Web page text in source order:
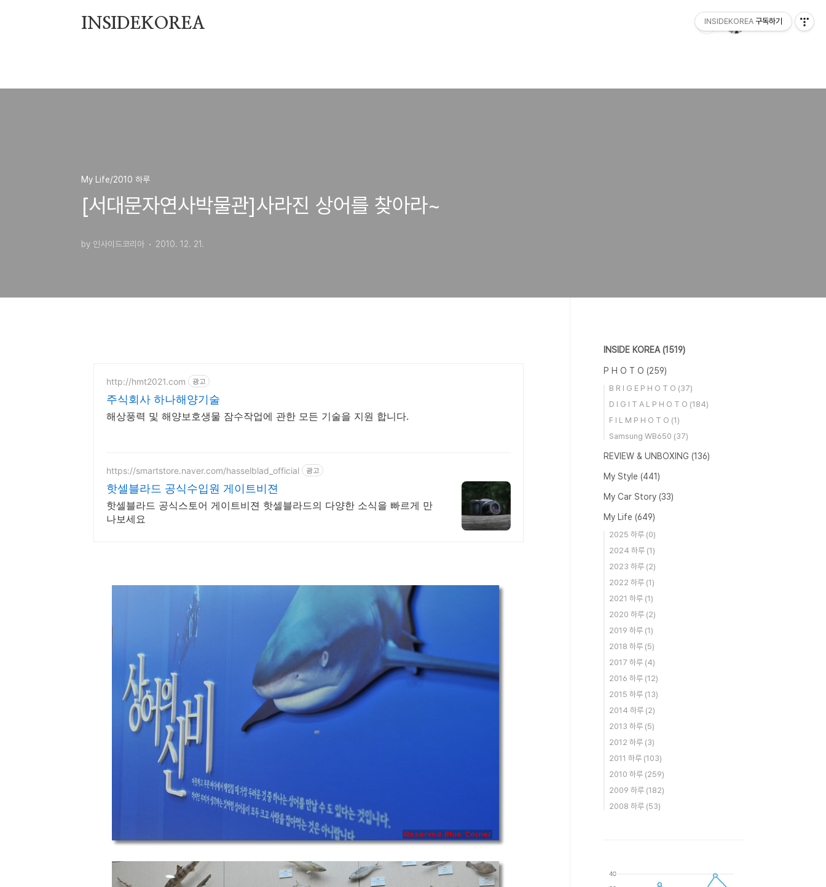
INSIDEKOREA
My Life/2010 하루
[서대문자연사박물관]사라진 상어를 찾아라~
by 인사이드코리아 2010. 12. 21.
http://hmt2021.com 광고
주식회사 하나해양기술
해상풍력 및 해양보호생물 잠수작업에 관한 모든 기술을 지원 합니다.
https://smartstore.naver.com/hasselblad_official 광고
핫셀블라드 공식수입원 게이트비젼
핫셀블라드 공식스토어 게이트비젼 핫셀블라드의 다양한 소식을 빠르게 만
나보세요
INSIDE KOREA (1519)
P H O T O (259)
B R I G E P H O T O (37)
D I G I T A L P H O T O (184)
F I L M P H O T O (1)
Samsung WB650 (37)
REVIEW & UNBOXING (136)
My Style (441)
My Car Story (33)
My Life (649)
2025 하루 (0)
2024 하루 (1)
2023 하루 (2)
2022 하루 (1)
2021 하루 (1)
2020 하루 (2)
2019 하루 (1)
2018 하루 (5)
2017 하루 (4)
2016 하루 (12)
2015 하루 (13)
2014 하루 (2)
2013 하루 (5)
2012 하루 (3)
2011 하루 (103)
2010 하루 (259)
2009 하루 (182)
2008 하루 (53)
INSIDEKOREA 구독하기